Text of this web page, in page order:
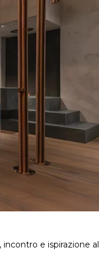
e ispirazione al